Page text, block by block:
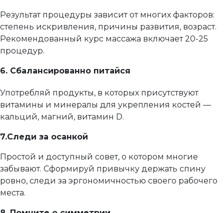
Результат процедуры зависит от многих факторов:
степень искривления, причины развития, возраст.
Рекомендованный курс массажа включает 20-25
процедур.
6. Сбалансированно питайся
Употребляй продукты, в которых присутствуют
витамины и минералы для укрепления костей —
кальций, магний, витамин D.
7.Следи за осанкой
Простой и доступный совет, о котором многие
забывают. Сформируй привычку держать спину
ровно, следи за эргономичностью своего рабочего
места.